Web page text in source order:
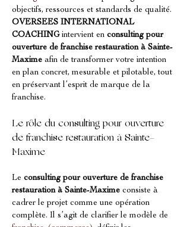
objectifs, ressources et standards de qualité.
OVERSEES INTERNATIONAL
COACHING intervient en consulting pour
ouverture de franchise restauration à Sainte-
Maxime afin de transformer votre intention
en plan concret, mesurable et pilotable, tout
en préservant l’esprit de marque de la
franchise.
Le rôle du consulting pour ouverture
de franchise restauration à Sainte-
Maxime
Le consulting pour ouverture de franchise
restauration à Sainte-Maxime consiste à
cadrer le projet comme une opération
complète. Il s’agit de clarifier le modèle de